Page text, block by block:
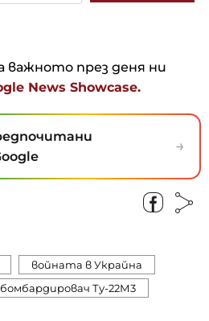
важното през деня ни
News Showcase.
→
войната в Украйна
Ту-22М3